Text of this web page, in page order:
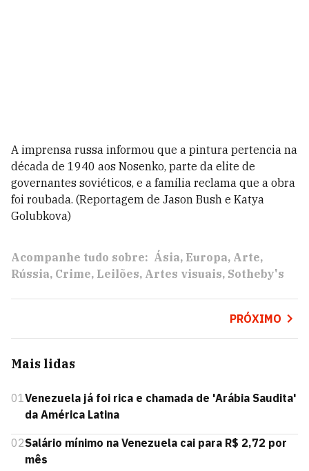
A imprensa russa informou que a pintura pertencia na
década de 1940 aos Nosenko, parte da elite de
governantes soviéticos, e a família reclama que a obra
foi roubada. (Reportagem de Jason Bush e Katya
Golubkova)
Acompanhe tudo sobre: Ásia Europa Arte
Rússia Crime Leilões Artes visuais Sotheby's
PRÓXIMO
Mais lidas
01Venezuela já foi rica e chamada de 'Arábia Saudita'
da América Latina
02Salário mínimo na Venezuela cai para R$ 2,72 por
mês